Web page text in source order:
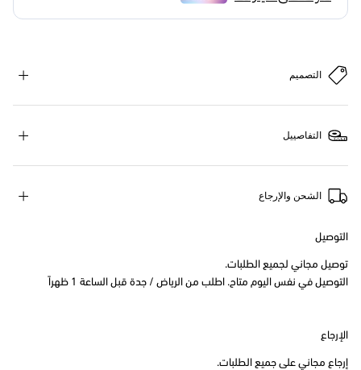
التصميم
التفاصييل
الشحن والإرجاع
التوصيل
توصيل مجاني لجميع الطلبات.
التوصيل في نفس اليوم متاح. اطلب من الرياض / جدة قبل الساعة 1 ظهراً
الإرجاع
إرجاع مجاني على جميع الطلبات.